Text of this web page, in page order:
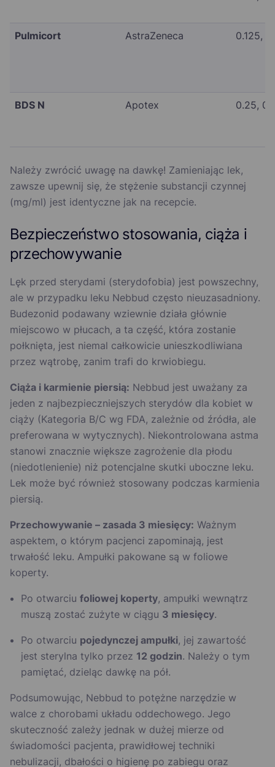
Pulmicort AstraZeneca 0.125,
BDS N Apotex 0.25,
Należy zwrócić uwagę na dawkę! Zamieniając lek,
zawsze upewnij się, że stężenie substancji czynnej
(mg/ml) jest identyczne jak na recepcie.
Bezpieczeństwo stosowania, ciąża i
przechowywanie
Lęk przed sterydami (sterydofobia) jest powszechny,
ale w przypadku leku Nebbud często nieuzasadniony.
Budezonid podawany wziewnie działa głównie
miejscowo w płucach, a ta część, która zostanie
połknięta, jest niemal całkowicie unieszkodliwiana
przez wątrobę, zanim trafi do krwiobiegu.
Ciąża i karmienie piersią: Nebbud jest uważany za
jeden z najbezpieczniejszych sterydów dla kobiet w
ciąży (Kategoria B/C wg FDA, zależnie od źródła, ale
preferowana w wytycznych). Niekontrolowana astma
stanowi znacznie większe zagrożenie dla płodu
(niedotlenienie) niż potencjalne skutki uboczne leku.
Lek może być również stosowany podczas karmienia
piersią.
Przechowywanie – zasada 3 miesięcy: Ważnym
aspektem, o którym pacjenci zapominają, jest
trwałość leku. Ampułki pakowane są w foliowe
koperty.
Po otwarciu foliowej koperty, ampułki wewnątrz
muszą zostać zużyte w ciągu 3 miesięcy.
Po otwarciu pojedynczej ampułki, jej zawartość
jest sterylna tylko przez 12 godzin. Należy o tym
pamiętać, dzieląc dawkę na pół.
Podsumowując, Nebbud to potężne narzędzie w
walce z chorobami układu oddechowego. Jego
skuteczność zależy jednak w dużej mierze od
świadomości pacjenta, prawidłowej techniki
nebulizacji, dbałości o higienę po zabiegu oraz